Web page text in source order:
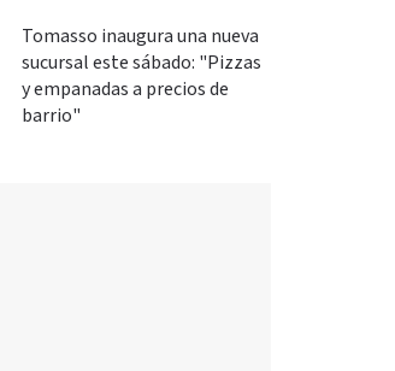
Tomasso inaugura una nueva
sucursal este sábado: "Pizzas
y empanadas a precios de
barrio"